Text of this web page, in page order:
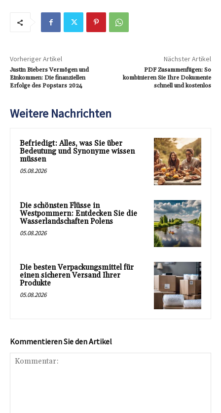
Vorheriger Artikel
Justin Biebers Vermögen und
Einkommen: Die finanziellen
Erfolge des Popstars 2024
Nächster Artikel
PDF Zusammenfügen: So
kombinieren Sie Ihre Dokumente
schnell und kostenlos
Weitere Nachrichten
Befriedigt: Alles, was Sie über
Bedeutung und Synonyme wissen
müssen
05.08.2026
Die schönsten Flüsse in
Westpommern: Entdecken Sie die
Wasserlandschaften Polens
05.08.2026
Die besten Verpackungsmittel für
einen sicheren Versand Ihrer
Produkte
05.08.2026
Kommentieren Sie den Artikel